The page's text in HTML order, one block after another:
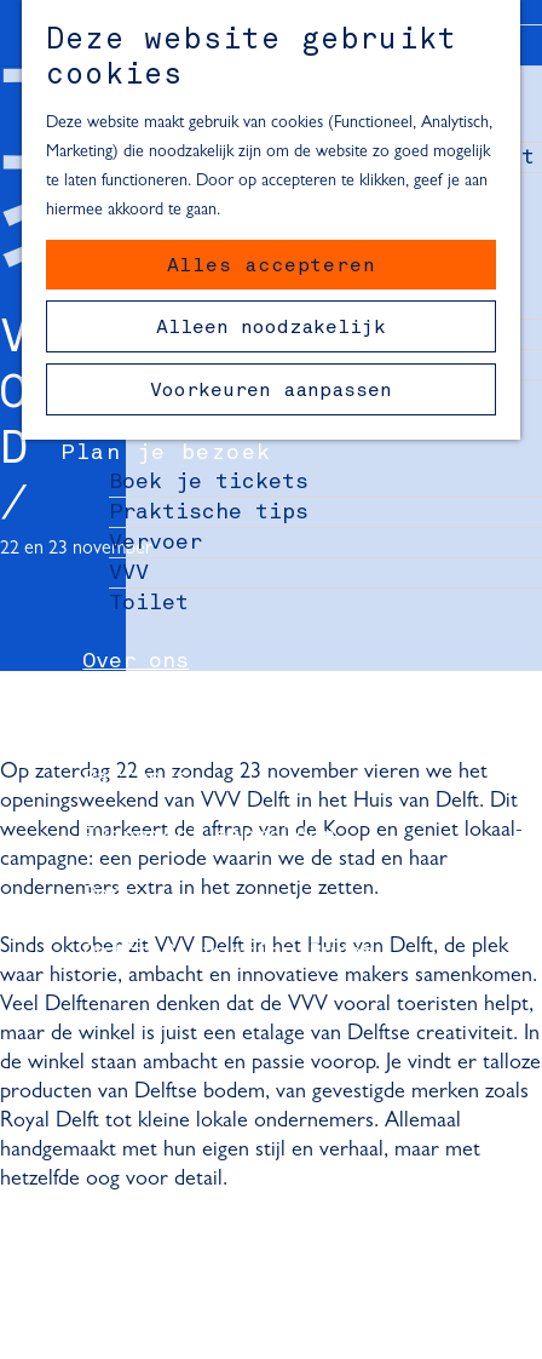
Deze website gebruikt
cookies
Deze website maakt gebruik van cookies (Functioneel, Analytisch,
Marketing) die noodzakelijk zijn om de website zo goed mogelijk
te laten functioneren. Door op accepteren te klikken, geef je aan
hiermee akkoord te gaan.
Alles accepteren
Alleen noodzakelijk
Voorkeuren aanpassen
M
e
n
u
Inspiratie voor een dagje Delft
Dagje naar het strand
Fietsen in de omgeving van Delft
Must-see attracties in de buurt
van Delft
Blijven slapen
24 uur in Delft
48 uur in Delft
72 uur in Delft
Overnachtingslocaties in Delft
Plan je bezoek
Boek je tickets
Praktische tips
Vervoer
VVV
Toilet
Over ons
Partners
Evenement aanmelden
Pers
Delft Convention Bureau
VVV DELFT
OPENINGSWEEKEN
D
22 en 23 november
Op zaterdag 22 en zondag 23 november vieren we het
openingsweekend van VVV Delft in het Huis van Delft. Dit
weekend markeert de aftrap van de Koop en geniet lokaal-
campagne: een periode waarin we de stad en haar
ondernemers extra in het zonnetje zetten.
Sinds oktober zit VVV Delft in het Huis van Delft, de plek
waar historie, ambacht en innovatieve makers samenkomen.
Veel Delftenaren denken dat de VVV vooral toeristen helpt,
maar de winkel is juist een etalage van Delftse creativiteit. In
de winkel staan ambacht en passie voorop. Je vindt er talloze
producten van Delftse bodem, van gevestigde merken zoals
Royal Delft tot kleine lokale ondernemers. Allemaal
handgemaakt met hun eigen stijl en verhaal, maar met
hetzelfde oog voor detail.